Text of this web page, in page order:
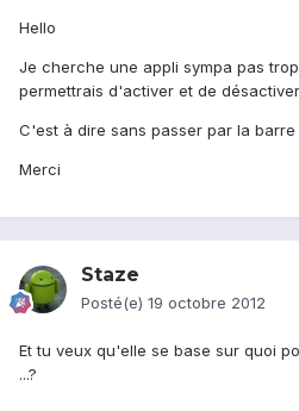
Hello
Je cherche une appli sympa pas
permettrais d'activer et de
C'est à dire sans passer par la
Merci
Staze
Posté(e) 19 octobre 2012
Et tu veux qu'elle se base sur quoi
...?